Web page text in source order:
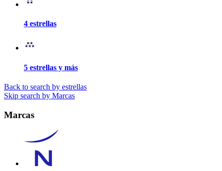
4 estrellas
5 estrellas y más
Back to search by estrellas
Skip search by Marcas
Marcas